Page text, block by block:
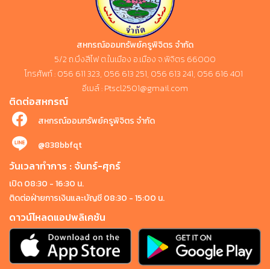
สหกรณ์ออมทรัพย์ครูพิจิตร จำกัด
5/2 ถ.บึงสีไฟ ต.ในเมือง อ.เมือง จ.พิจิตร 66000
โทรศัพท์ : 056 611 323, 056 613 251, 056 613 241, 056 616 401
อีเมล์ : Ptscl2501@gmail.com
ติดต่อสหกรณ์
สหกรณ์ออมทรัพย์ครูพิจิตร จำกัด
@838bbfqt
วันเวลาทำการ : จันทร์-ศุกร์
เปิด 08:30 - 16:30 น.
ติดต่อฝ่ายการเงินและบัญชี 08:30 - 15:00 น.
ดาวน์โหลดแอปพลิเคชัน